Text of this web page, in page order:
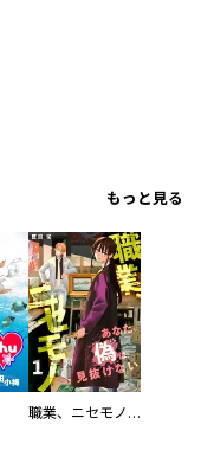
もっと見る
職業、ニセモノ～あなたに偽は見抜けない【電子単行本版】